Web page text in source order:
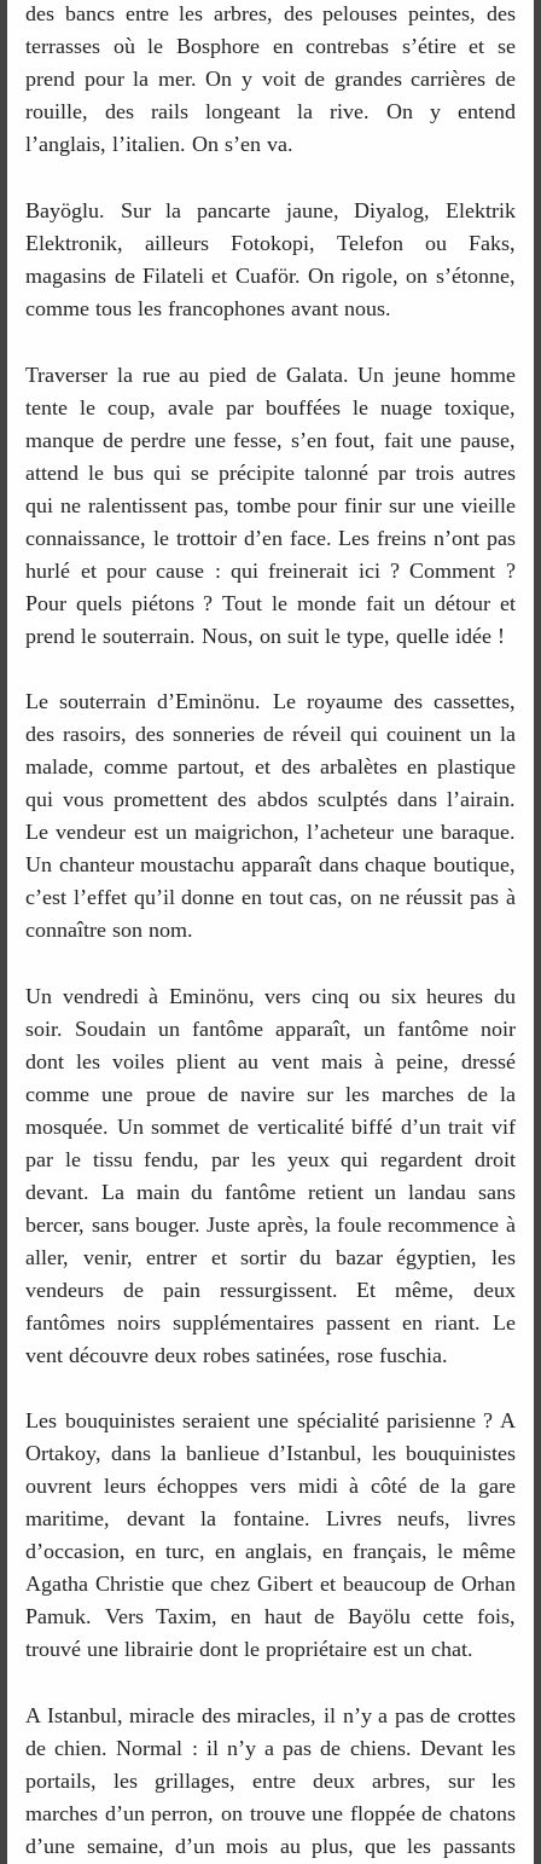
des bancs entre les arbres, des pelouses peintes, des
terrasses où le Bosphore en contrebas s’étire et se
prend pour la mer. On y voit de grandes carrières de
rouille, des rails longeant la rive. On y entend
l’anglais, l’italien. On s’en va.
Bayöglu. Sur la pancarte jaune, Diyalog, Elektrik
Elektronik, ailleurs Fotokopi, Telefon ou Faks,
magasins de Filateli et Cuaför. On rigole, on s’étonne,
comme tous les francophones avant nous.
Traverser la rue au pied de Galata. Un jeune homme
tente le coup, avale par bouffées le nuage toxique,
manque de perdre une fesse, s’en fout, fait une pause,
attend le bus qui se précipite talonné par trois autres
qui ne ralentissent pas, tombe pour finir sur une vieille
connaissance, le trottoir d’en face. Les freins n’ont pas
hurlé et pour cause : qui freinerait ici ? Comment ?
Pour quels piétons ? Tout le monde fait un détour et
prend le souterrain. Nous, on suit le type, quelle idée !
Le souterrain d’Eminönu. Le royaume des cassettes,
des rasoirs, des sonneries de réveil qui couinent un la
malade, comme partout, et des arbalètes en plastique
qui vous promettent des abdos sculptés dans l’airain.
Le vendeur est un maigrichon, l’acheteur une baraque.
Un chanteur moustachu apparaît dans chaque boutique,
c’est l’effet qu’il donne en tout cas, on ne réussit pas à
connaître son nom.
Un vendredi à Eminönu, vers cinq ou six heures du
soir. Soudain un fantôme apparaît, un fantôme noir
dont les voiles plient au vent mais à peine, dressé
comme une proue de navire sur les marches de la
mosquée. Un sommet de verticalité biffé d’un trait vif
par le tissu fendu, par les yeux qui regardent droit
devant. La main du fantôme retient un landau sans
bercer, sans bouger. Juste après, la foule recommence à
aller, venir, entrer et sortir du bazar égyptien, les
vendeurs de pain ressurgissent. Et même, deux
fantômes noirs supplémentaires passent en riant. Le
vent découvre deux robes satinées, rose fuschia.
Les bouquinistes seraient une spécialité parisienne ? A
Ortakoy, dans la banlieue d’Istanbul, les bouquinistes
ouvrent leurs échoppes vers midi à côté de la gare
maritime, devant la fontaine. Livres neufs, livres
d’occasion, en turc, en anglais, en français, le même
Agatha Christie que chez Gibert et beaucoup de Orhan
Pamuk. Vers Taxim, en haut de Bayölu cette fois,
trouvé une librairie dont le propriétaire est un chat.
A Istanbul, miracle des miracles, il n’y a pas de crottes
de chien. Normal : il n’y a pas de chiens. Devant les
portails, les grillages, entre deux arbres, sur les
marches d’un perron, on trouve une floppée de chatons
d’une semaine, d’un mois au plus, que les passants